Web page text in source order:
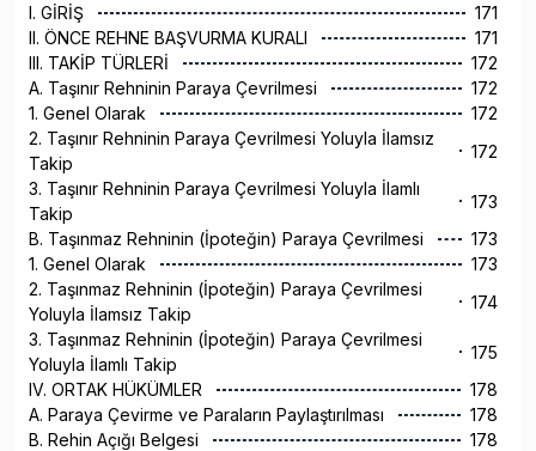
I. GİRİŞ
171
II. ÖNCE REHNE BAŞVURMA KURALI
171
III. TAKİP TÜRLERİ
172
A. Taşınır Rehninin Paraya Çevrilmesi
172
1. Genel Olarak
172
2. Taşınır Rehninin Paraya Çevrilmesi Yoluyla İlamsız
Takip
172
3. Taşınır Rehninin Paraya Çevrilmesi Yoluyla İlamlı
Takip
173
B. Taşınmaz Rehninin (İpoteğin) Paraya Çevrilmesi
173
1. Genel Olarak
173
2. Taşınmaz Rehninin (İpoteğin) Paraya Çevrilmesi
Yoluyla İlamsız Takip
174
3. Taşınmaz Rehninin (İpoteğin) Paraya Çevrilmesi
Yoluyla İlamlı Takip
175
IV. ORTAK HÜKÜMLER
178
A. Paraya Çevirme ve Paraların Paylaştırılması
178
B. Rehin Açığı Belgesi
178